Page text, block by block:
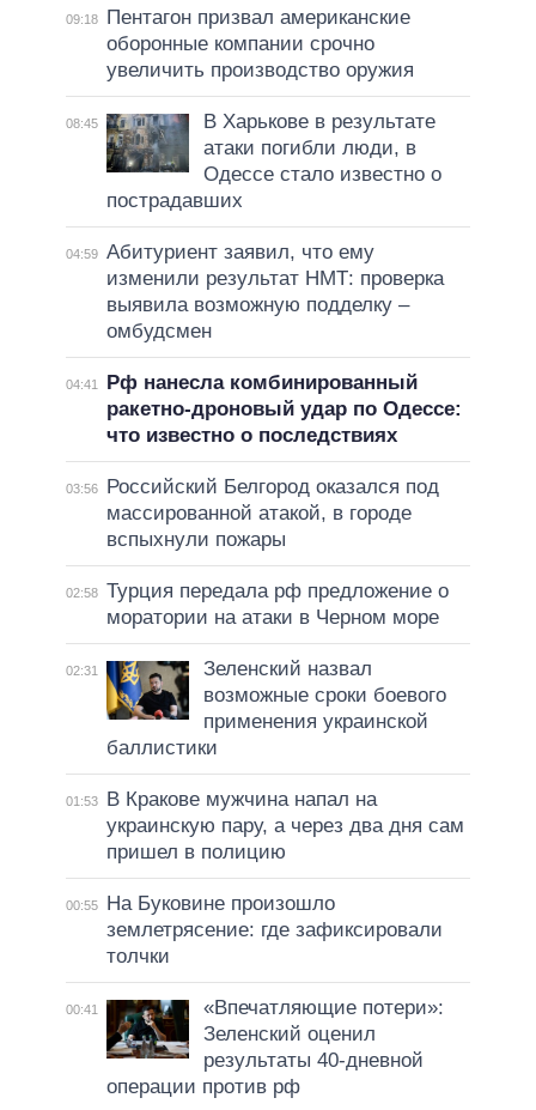
09:18
Пентагон призвал американские
оборонные компании срочно
увеличить производство оружия
08:45
В Харькове в результате
атаки погибли люди, в
Одессе стало известно о
пострадавших
04:59 Абитуриент заявил, что ему
изменили результат НМТ: проверка
выявила возможную подделку –
омбудсмен
04:41
Рф нанесла комбинированный
ракетно-дроновый удар по Одессе:
что известно о последствиях
03:56
Российский Белгород оказался под
массированной атакой, в городе
вспыхнули пожары
02:58 Турция передала рф предложение о
моратории на атаки в Черном море
02:31
Зеленский назвал
возможные сроки боевого
применения украинской
баллистики
01:53
В Кракове мужчина напал на
украинскую пару, а через два дня сам
пришел в полицию
00:55
На Буковине произошло
землетрясение: где зафиксировали
толчки
00:41
«Впечатляющие потери»:
Зеленский оценил
результаты 40-дневной
операции против рф